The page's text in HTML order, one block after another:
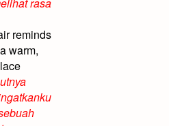
reminds
warm,